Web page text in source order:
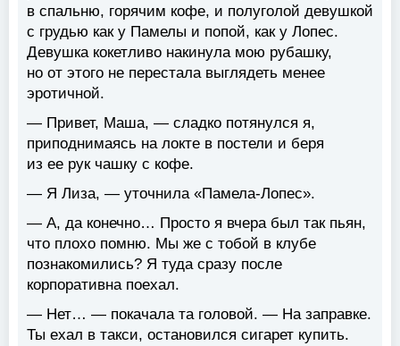
в спальню, горячим кофе, и полуголой девушкой
с грудью как у Памелы и попой, как у Лопес.
Девушка кокетливо накинула мою рубашку,
но от этого не перестала выглядеть менее
эротичной.
— Привет, Маша, — сладко потянулся я,
приподнимаясь на локте в постели и беря
из ее рук чашку с кофе.
— Я Лиза, — уточнила «Памела-Лопес».
— А, да конечно… Просто я вчера был так пьян,
что плохо помню. Мы же с тобой в клубе
познакомились? Я туда сразу после
корпоративна поехал.
— Нет… — покачала та головой. — На заправке.
Ты ехал в такси, остановился сигарет купить.